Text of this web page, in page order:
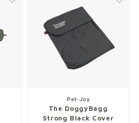
Pet-Joy
The DoggyBagg
Strong Black Cover